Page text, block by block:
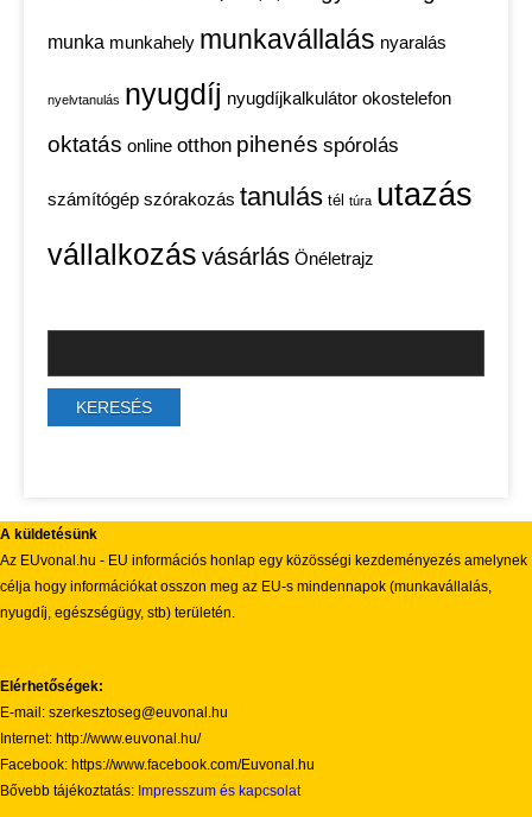
munka munkahely munkavállalás nyaralás
nyelvtanulás nyugdíj nyugdíjkalkulátor okostelefon
oktatás online otthon pihenés spórolás
számítógép szórakozás tanulás tél túra utazás
vállalkozás vásárlás Önéletrajz
A küldetésünk
Az EUvonal.hu - EU információs honlap egy közösségi kezdeményezés amelynek
célja hogy információkat osszon meg az EU-s mindennapok (munkavállalás,
nyugdíj, egészségügy, stb) területén.
Elérhetőségek:
E-mail: szerkesztoseg@euvonal.hu
Internet: http://www.euvonal.hu/
Facebook: https://www.facebook.com/Euvonal.hu
Bővebb tájékoztatás: Impresszum és kapcsolat